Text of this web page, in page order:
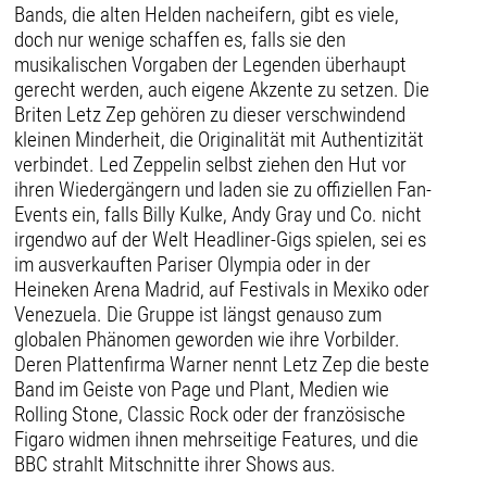
Bands, die alten Helden nacheifern, gibt es viele,
doch nur wenige schaffen es, falls sie den
musikalischen Vorgaben der Legenden überhaupt
gerecht werden, auch eigene Akzente zu setzen. Die
Briten Letz Zep gehören zu dieser verschwindend
kleinen Minderheit, die Originalität mit Authentizität
verbindet. Led Zeppelin selbst ziehen den Hut vor
ihren Wiedergängern und laden sie zu offiziellen Fan-
Events ein, falls Billy Kulke, Andy Gray und Co. nicht
irgendwo auf der Welt Headliner-Gigs spielen, sei es
im ausverkauften Pariser Olympia oder in der
Heineken Arena Madrid, auf Festivals in Mexiko oder
Venezuela. Die Gruppe ist längst genauso zum
globalen Phänomen geworden wie ihre Vorbilder.
Deren Plattenfirma Warner nennt Letz Zep die beste
Band im Geiste von Page und Plant, Medien wie
Rolling Stone, Classic Rock oder der französische
Figaro widmen ihnen mehrseitige Features, und die
BBC strahlt Mitschnitte ihrer Shows aus.